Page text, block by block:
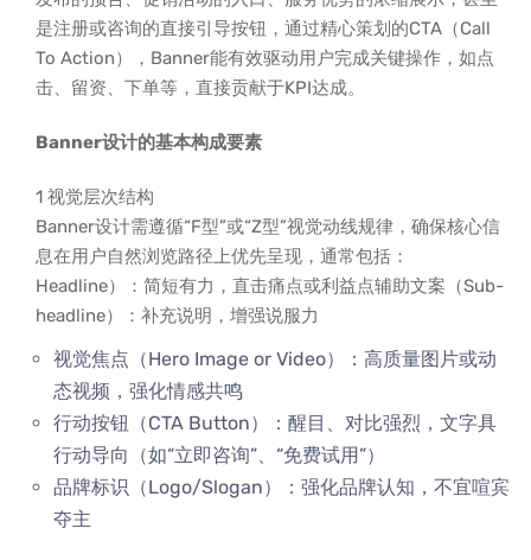
是注册或咨询的直接引导按钮，通过精心策划的CTA（Call
To Action），Banner能有效驱动用户完成关键操作，如点
击、留资、下单等，直接贡献于KPI达成。
Banner设计的基本构成要素
1 视觉层次结构
Banner设计需遵循“F型”或“Z型”视觉动线规律，确保核心信
息在用户自然浏览路径上优先呈现，通常包括：
Headline）：简短有力，直击痛点或利益点辅助文案（Sub-
headline）：补充说明，增强说服力
视觉焦点（Hero Image or Video）：高质量图片或动
态视频，强化情感共鸣
行动按钮（CTA Button）：醒目、对比强烈，文字具
行动导向（如“立即咨询”、“免费试用”）
品牌标识（Logo/Slogan）：强化品牌认知，不宜喧宾
夺主